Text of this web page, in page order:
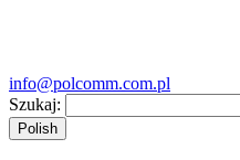
info@polcomm.com.pl
Szukaj:
Polish